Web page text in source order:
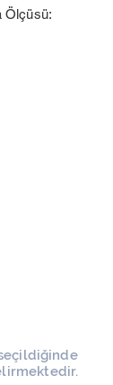
Ölçüsü: